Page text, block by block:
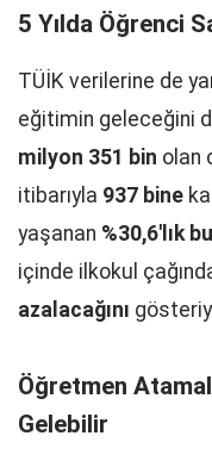
5 Yılda Öğrenci
TÜİK verilerine de
eğitimin geleceğini
milyon 351 bin olan
itibarıyla 937 bine
yaşanan %30,6'lık
içinde ilkokul
azalacağını
Öğretmen
Gelebilir